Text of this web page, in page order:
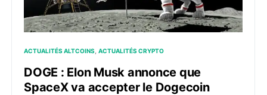
ACTUALITÉS ALTCOINS ACTUALITÉS CRYPTO
DOGE : Elon Musk annonce que
SpaceX va accepter le Dogecoin